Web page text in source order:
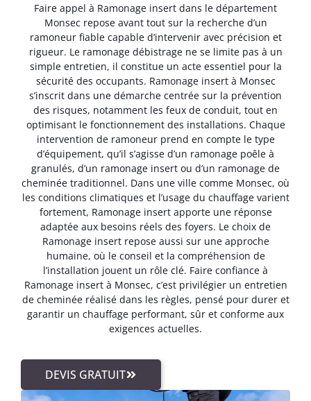
Faire appel à Ramonage insert dans le département
Monsec repose avant tout sur la recherche d’un
ramoneur fiable capable d’intervenir avec précision et
rigueur. Le ramonage débistrage ne se limite pas à un
simple entretien, il constitue un acte essentiel pour la
sécurité des occupants. Ramonage insert à Monsec
s’inscrit dans une démarche centrée sur la prévention
des risques, notamment les feux de conduit, tout en
optimisant le fonctionnement des installations. Chaque
intervention de ramoneur prend en compte le type
d’équipement, qu’il s’agisse d’un ramonage poêle à
granulés, d’un ramonage insert ou d’un ramonage de
cheminée traditionnel. Dans une ville comme Monsec, où
les conditions climatiques et l’usage du chauffage varient
fortement, Ramonage insert apporte une réponse
adaptée aux besoins réels des foyers. Le choix de
Ramonage insert repose aussi sur une approche
humaine, où le conseil et la compréhension de
l’installation jouent un rôle clé. Faire confiance à
Ramonage insert à Monsec, c’est privilégier un entretien
de cheminée réalisé dans les règles, pensé pour durer et
garantir un chauffage performant, sûr et conforme aux
exigences actuelles.
DEVIS GRATUIT